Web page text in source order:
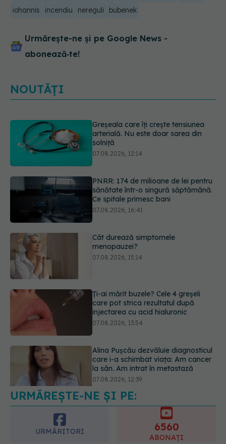
iohannis
incendiu nereguli bubenek
Urmărește-ne și pe Google News -
abonează‑te!
NOUTĂȚI
Greșeala care îți crește tensiunea
arterială. Nu este doar sarea din
solniță
07.08.2026, 12:14
PNRR: 174 de milioane de lei pentru
sănătate într-o singură săptămână.
Ce spitale primesc bani
07.08.2026, 16:41
Cât durează simptomele
menopauzei?
07.08.2026, 15:14
Ți-ai mărit buzele? Cele 4 greșeli
care pot strica rezultatul după
injectarea cu acid hialuronic
07.08.2026, 13:54
Alina Pușcău dezvăluie diagnosticul
care i-a schimbat viața: Am cancer
la sân. Am intrat în metastază
07.08.2026, 12:39
URMĂREȘTE-NE ȘI PE:
URMĂRITORI 6560
ABONAȚI